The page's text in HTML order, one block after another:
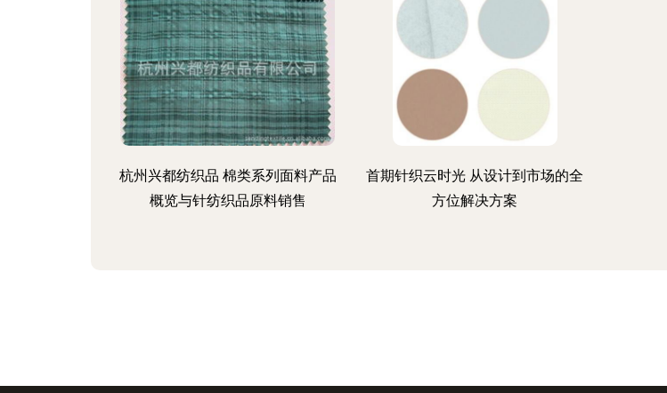
杭州兴都纺织品 棉类系列面料产品
概览与针纺织品原料销售
首期针织云时光 从设计到市场的全
方位解决方案